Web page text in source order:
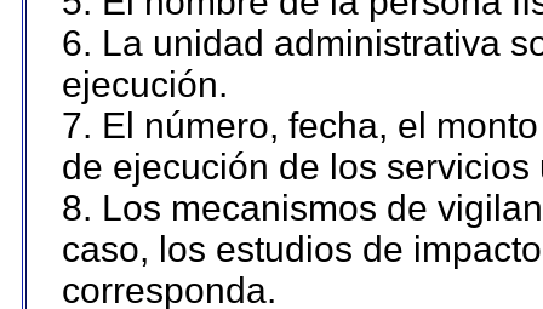
6. La unidad administrativa
ejecución.
7. El número, fecha, el
de ejecución de los servicios
8. Los mecanismos de
caso, los estudios de
corresponda.